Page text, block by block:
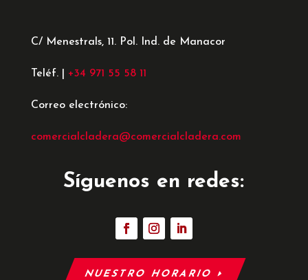
C/ Menestrals, 11. Pol. Ind. de Manacor
Teléf. | +34 971 55 58 11
Correo electrónico:
comercialcladera@comercialcladera.com
Síguenos en redes:
NUESTRO HORARIO